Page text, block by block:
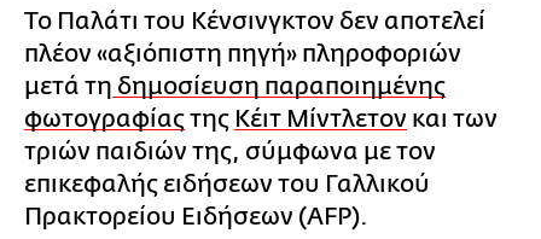
Το Παλάτι του Κένσινγκτον δεν αποτελεί
πλέον «αξιόπιστη πηγή» πληροφοριών
μετά τη δημοσίευση παραποιημένης
φωτογραφίαςτης Κέιτ Μίντλετον και των
τριών παιδιών της, σύμφωνα με τον
επικεφαλής ειδήσεων του Γαλλικού
Πρακτορείου Ειδήσεων (AFP).